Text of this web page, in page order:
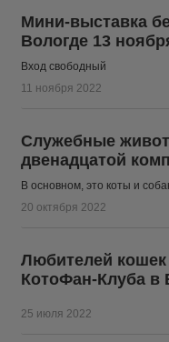
Мини-выставка
Вологде 13
Вход свободный
11 ноября 2022
Служебные
двенадцатой
В основном, это коты и
20 октября 2022
Любителей
КотоФан-Клуба в
25 июля 2022